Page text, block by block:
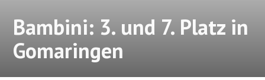
Bambini: 3. und 7. Platz in
Gomaringen